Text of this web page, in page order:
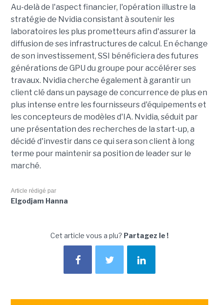
Au-delà de l'aspect financier, l'opération illustre la
stratégie de Nvidia consistant à soutenir les
laboratoires les plus prometteurs afin d'assurer la
diffusion de ses infrastructures de calcul. En échange
de son investissement, SSI bénéficiera des futures
générations de GPU du groupe pour accélérer ses
travaux. Nvidia cherche également à garantir un
client clé dans un paysage de concurrence de plus en
plus intense entre les fournisseurs d'équipements et
les concepteurs de modèles d'IA. Nvidia, séduit par
une présentation des recherches de la start-up, a
décidé d'investir dans ce qui sera son client à long
terme pour maintenir sa position de leader sur le
marché.
Article rédigé par
Elgodjam Hanna
Cet article vous a plu? Partagez le !